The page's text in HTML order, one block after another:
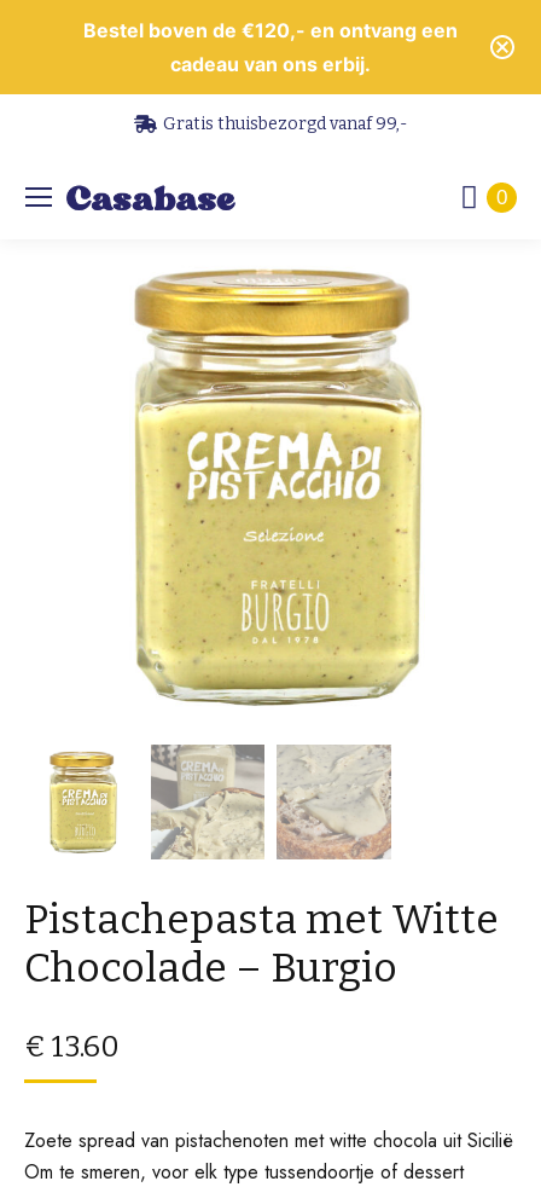
Bestel boven de €120,- en ontvang een
cadeau van ons erbij.
Gratis thuisbezorgd vanaf 99,-
0
Pistachepasta met Witte
Chocolade – Burgio
€ 13.60
Zoete spread van pistachenoten met witte chocola uit Sicilië
Om te smeren, voor elk type tussendoortje of dessert